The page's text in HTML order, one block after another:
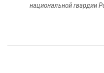
национальной гвардии